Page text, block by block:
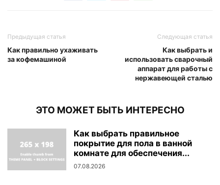
Предыдущая статья
Как правильно ухаживать
за кофемашиной
Следующая статья
Как выбрать и
использовать сварочный
аппарат для работы с
нержавеющей сталью
ЭТО МОЖЕТ БЫТЬ ИНТЕРЕСНО
Как выбрать правильное
покрытие для пола в ванной
комнате для обеспечения...
07.08.2026